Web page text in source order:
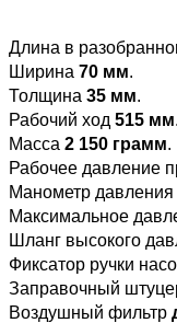
Длина в
Ширина 70 мм.
Толщина 35 мм.
Рабочий ход 515 мм.
Масса 2 150 грамм.
Рабочее давление
Манометр давления
Максимальное
Шланг высокого
Фиксатор ручки
Заправочный
Воздушный фильтр